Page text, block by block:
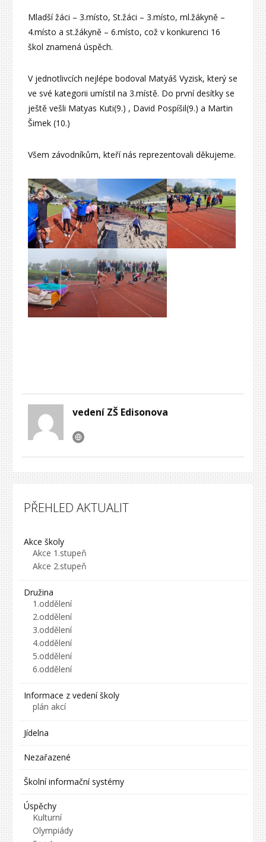
Mladší žáci – 3.místo, St.žáci – 3.místo, ml.žákyně –
4.místo a st.žákyně – 6.místo, což v konkurenci 16
škol znamená úspěch.
V jednotlivcích nejlépe bodoval Matyáš Vyzisk, který se
ve své kategorii umístil na 3.místě. Do první desítky se
ještě vešli Matyas Kuti(9.) , David Pospíšil(9.) a Martin
Šimek (10.)
Všem závodníkům, kteří nás reprezentovali děkujeme.
vedení ZŠ Edisonova
PŘEHLED AKTUALIT
Akce školy
Akce 1.stupeň
Akce 2.stupeň
Družina
1.oddělení
2.oddělení
3.oddělení
4.oddělení
5.oddělení
6.oddělení
Informace z vedení školy
plán akcí
Jídelna
Nezařazené
Školní informační systémy
Úspěchy
Kulturní
Olympiády